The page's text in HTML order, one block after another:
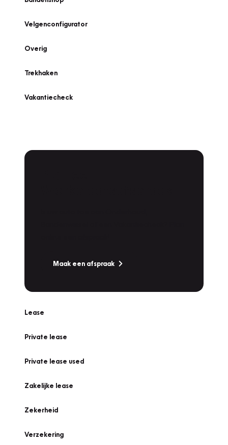
Velgenconfigurator
Overig
Trekhaken
Vakantiecheck
Maak een afspraak
Lease
Private lease
Private lease used
Zakelijke lease
Zekerheid
Verzekering